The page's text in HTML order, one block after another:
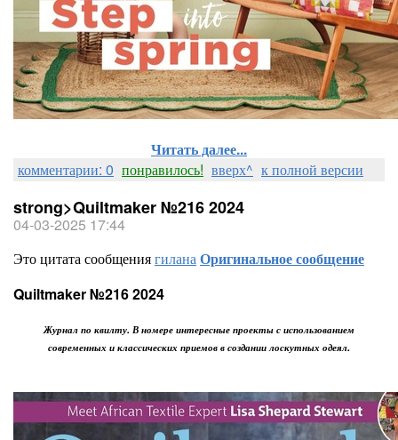
Читать далее...
комментарии: 0 понравилось! вверх^ к полной версии
strong>Quiltmaker №216 2024
04-03-2025 17:44
Это цитата сообщениягиланаОригинальное сообщение
Quiltmaker №216 2024
Журнал по квилту. В номере интересные проекты с использованием
современных и классических приемов в создании лоскутных одеял.